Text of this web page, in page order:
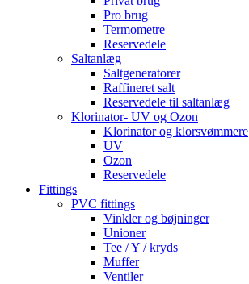
Pro brug
Termometre
Reservedele
Saltanlæg
Saltgeneratorer
Raffineret salt
Reservedele til saltanlæg
Klorinator- UV og Ozon
Klorinator og klorsvømmere
UV
Ozon
Reservedele
Fittings
PVC fittings
Vinkler og bøjninger
Unioner
Tee / Y / kryds
Muffer
Ventiler